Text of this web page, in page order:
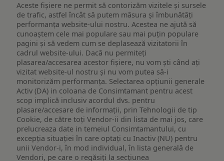
Aceste fișiere ne permit să contorizăm vizitele și sursele
de trafic, astfel încât să putem măsura și îmbunătăți
performanța website-ului nostru. Acestea ne ajută să
cunoaștem cele mai populare sau mai puțin populare
pagini și să vedem cum se deplasează vizitatorii în
cadrul website-ului. Dacă nu permiteți
plasarea/accesarea acestor fișiere, nu vom ști când ați
vizitat website-ul nostru și nu vom putea să-i
monitorizăm performanța. Selectarea opțiunii generale
Activ (DA) in coloana de Consimtamant pentru acest
scop implică inclusiv acordul dvs. pentru
plasare/accesare de informații, prin Tehnologii de tip
Cookie, de către toți Vendor-ii din lista de mai jos, care
prelucreaza date in temeiul Consimtamantului, cu
excepția situației în care optați cu Inactiv (NU) pentru
unii Vendor-i, în mod individual, în lista generală de
Vendori, pe care o regăsiți la secțiunea